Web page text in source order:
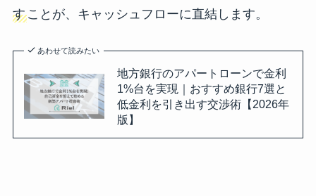
すことが、キャッシュフローに直結します。
あわせて読みたい
地方銀行のアパートローンで金利
1%台を実現｜おすすめ銀行7選と
低金利を引き出す交渉術【2026年
版】